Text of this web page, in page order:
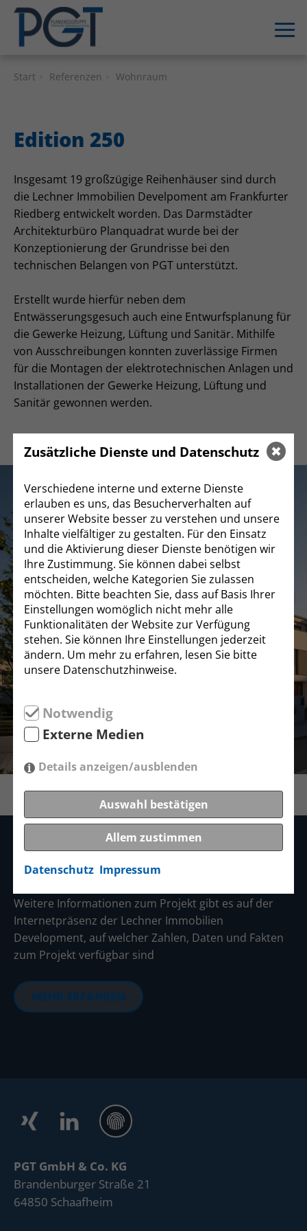
HOME
REFERENZEN
Wohnraum
Gewerbe­immobilien
UNTERNEHMEN
KONTAKT
IMPRESSUM
DATENSCHUTZ
Start Referenzen Wohnraum
Edition 250
Insgesamt 19 großzügige Reihenhäuser sind durch
die Lechner Immobilien Develpoment am Frankfurter
Riedberg entwickelt worden. Das Darmstädter
Architekturbüro Planquadrat wurde bei der
Konzeptionierung der Grundrisse bei den
technischen Belangen von PGT unterstützt.
Erstellt wurde hierfür neben dem
Entwässerungsgesuch auch eine Entwurfsplanung für
die Gewerke Heizung, Lüftung und Sanitär. Mithilfe
von Ausschreibungen konnten zuverlässige Firmen
für die Montagen der elektrotechnischen Anlagen und
Installationen der Gewerke Heizung, Lüftung und
Sanitär gewonnen werden.
Weitere Informationen
Weitere Informationen zum Projekt gibt es auf der
Internetpräsenz der Lechner Immobilien
Development, auf welcher Zahlen, Daten und Fakten
zum Projekt verfügbar sind
MEHR ERFAHREN
PGT GmbH & Co. KG
Brandenburger Straße 21
64850 Schaafheim
Zusätzliche Dienste und Datenschutz
Verschiedene interne und externe Dienste
erlauben es uns, das Besucherverhalten auf
unserer Website besser zu verstehen und unsere
Inhalte vielfältiger zu gestalten. Für den Einsatz
und die Aktivierung dieser Dienste benötigen wir
Ihre Zustimmung. Sie können dabei selbst
entscheiden, welche Kategorien Sie zulassen
möchten. Bitte beachten Sie, dass auf Basis Ihrer
Einstellungen womöglich nicht mehr alle
Funktionalitäten der Website zur Verfügung
stehen. Sie können Ihre Einstellungen jederzeit
ändern. Um mehr zu erfahren, lesen Sie bitte
unsere Datenschutzhinweise.
Notwendig
Externe Medien
Details anzeigen/ausblenden
Auswahl bestätigen
Allem zustimmen
Datenschutz Impressum